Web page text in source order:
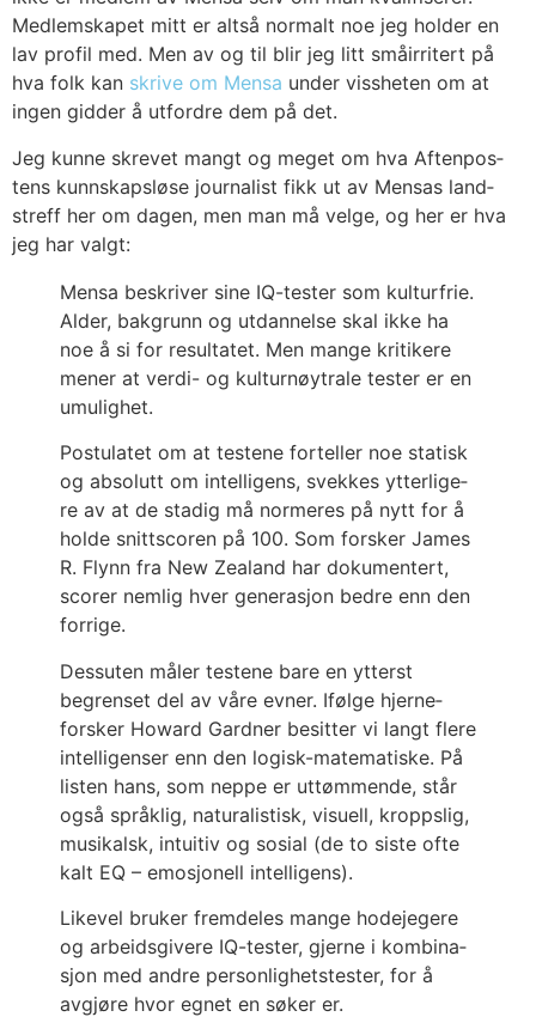
Med­lem­ska­pet mitt er alt­så nor­malt noe jeg hol­der en
lav pro­fil med. Men av og til blir jeg litt små­ir­ri­tert på
hva folk kan skri­ve om Men­sa under viss­he­ten om at
ingen gid­der å utford­re dem på det.
Jeg kun­ne skre­vet mangt og meget om hva Aften­pos­
tens kunn­skaps­løse jour­na­list fikk ut av Men­sas land­
streff her om dagen, men man må vel­ge, og her er hva
jeg har valgt:
Men­sa beskri­ver sine IQ-tes­ter som kul­tur­frie.
Alder, bak­grunn og utdan­nel­se skal ikke ha
noe å si for resul­ta­tet. Men man­ge kri­ti­ke­re
mener at ver­di- og kul­tur­nøy­tra­le tes­ter er en
umu­lig­het.
Pos­tu­la­tet om at tes­te­ne for­tel­ler noe sta­tisk
og abso­lutt om intel­li­gens, svek­kes ytter­li­ge­
re av at de sta­dig må nor­me­res på nytt for å
hol­de snitt­sco­ren på 100. Som fors­ker James
R. Flynn fra New Zea­land har doku­men­tert,
sco­rer nem­lig hver gene­ra­sjon bed­re enn den
for­ri­ge.
Dess­uten måler tes­te­ne bare en ytterst
begren­set del av våre evner. Iføl­ge hjerne­
fors­ker Howard Gard­ner besit­ter vi langt fle­re
intel­li­gen­ser enn den logisk-mate­ma­tis­ke. På
lis­ten hans, som nep­pe er uttøm­men­de, står
også språk­lig, natu­ra­lis­tisk, visu­ell, kropps­lig,
musi­kalsk, intui­tiv og sosi­al (de to sis­te ofte
kalt EQ – emo­sjo­nell intel­li­gens).
Like­vel bru­ker frem­de­les man­ge hode­je­ge­re
og arbeids­gi­ve­re IQ-tes­ter, gjer­ne i kom­bi­na­
sjon med and­re per­son­lig­hets­tes­ter, for å
avgjø­re hvor egnet en søker er.